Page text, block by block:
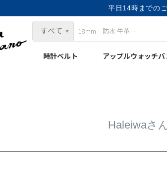
平日14時までの
時計ベルト アップルウォッチバ
Haleiwaさ